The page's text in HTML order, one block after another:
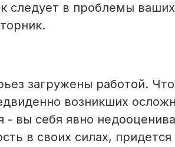
следует в проблемы
загружены работой.
возникших
- вы себя явно
в своих силах,